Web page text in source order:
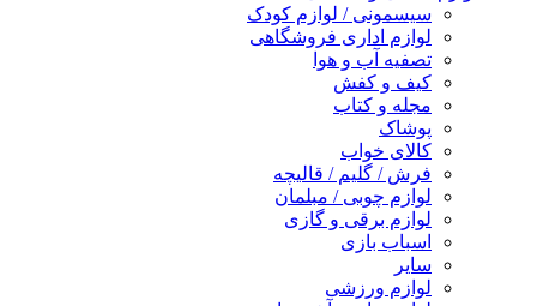
سیسمونی / لوازم کودک
لوازم اداری فروشگاهی
تصفیه آب و هوا
کیف و کفش
مجله و کتاب
پوشاک
کالای خواب
فرش / گلیم / قالیچه
لوازم چوبی / مبلمان
لوازم برقی و گازی
اسباب بازی
سایر
لوازم ورزشی